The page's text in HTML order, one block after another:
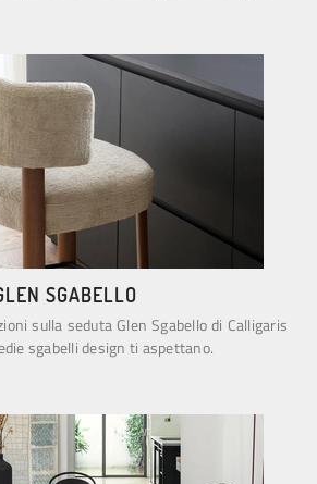
SGABELLO
sulla seduta Glen Sgabello di Calligaris
sgabelli design ti aspettano.